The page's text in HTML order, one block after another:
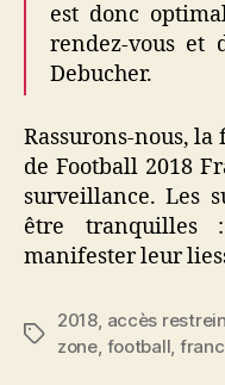
est donc
rendez-vous et
Debucher.
Rassurons-nous,
de Football 2018
surveillance. Les
être
manifester leur
Étiquettes
2018 accès
zone football